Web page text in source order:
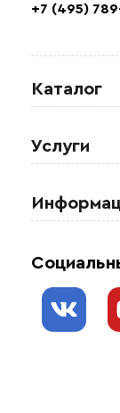
+7 (495)
Каталог
Системы
Услуги
Обогрев
Обогрев
Блог